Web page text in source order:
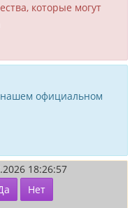
кото­рые могут
официальном
18:26:57
Нет